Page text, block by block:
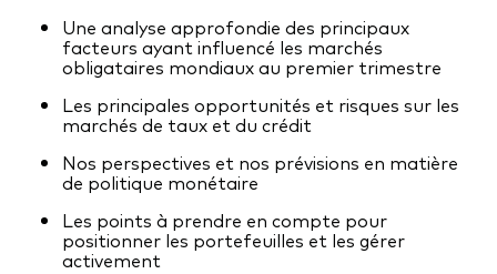
Une analyse approfondie des principaux
facteurs ayant influencé les marchés
obligataires mondiaux au premier trimestre
Les principales opportunités et risques sur les
marchés de taux et du crédit
Nos perspectives et nos prévisions en matière
de politique monétaire
Les points à prendre en compte pour
positionner les portefeuilles et les gérer
activement